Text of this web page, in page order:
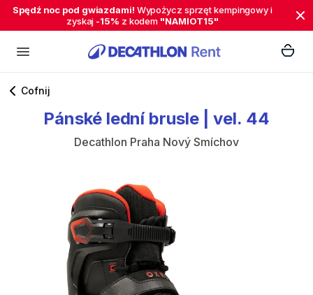
Spędź noc pod gwiazdami! Wypożycz sprzęt kempingowy i
zyskaj -15% z kodem "NAMIOT15"
Cofnij
Pánské lední brusle vel. 44
Decathlon Praha Nový Smíchov